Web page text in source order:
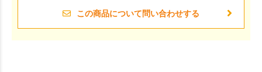
この商品について問い合わせする